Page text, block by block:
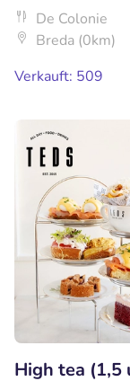
De Colonie
Breda (0km)
Verkauft: 509
High tea